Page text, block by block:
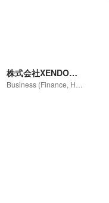
株式会社XENDOU 人事・広報担当